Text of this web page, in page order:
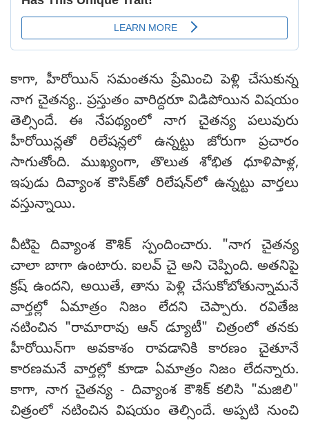
కాగా, హీరోయిన్ సమంతను ప్రేమించి పెళ్లి చేసుకున్న
నాగ చైతన్య.. ప్రస్తుతం వారిద్దరూ విడిపోయిన విషయం
తెల్సిందే. ఈ నేపథ్యంలో నాగ చైతన్య పలువురు
హీరోయిన్లతో రిలేషన్లలో ఉన్నట్టు జోరుగా ప్రచారం
సాగుతోంది. ముఖ్యంగా, తొలుత శోభిత ధూళిపాళ్ల,
ఇపుడు దివ్యాంశ కౌసిక్‌తో రిలేషన్‌లో ఉన్నట్టు వార్తలు
వస్తున్నాయి.
వీటిపై దివ్యాంశ కౌశిక్ స్పందించారు. "నాగ చైతన్య
చాలా బాగా ఉంటారు. ఐలవ్ చై అని చెప్పింది. అతనిపై
క్రష్ ఉందని, అయితే, తాను పెళ్లి చేసుకోబోతున్నామనే
వార్తల్లో ఏమాత్రం నిజం లేదని చెప్పారు. రవితేజ
నటించిన "రామారావు ఆన్ డ్యూటీ" చిత్రంలో తనకు
హీరోయిన్‌గా అవకాశం రావడానికి కారణం చైతూనే
కారణమనే వార్తల్లో కూడా ఏమాత్రం నిజం లేదన్నారు.
కాగా, నాగ చైతన్య - దివ్యాంశ కౌశిక్ కలిసి "మజిలి"
చిత్రంలో నటించిన విషయం తెల్సిందే. అప్పటి నుంచి